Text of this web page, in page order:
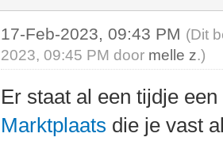
17-Feb-2023, 09:43 PM (Dit
2023, 09:45 PM door melle z.)
Er staat al een tijdje een
Marktplaats die je vast